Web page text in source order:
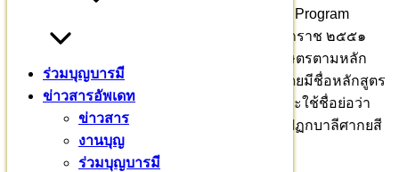
ร่วมบุญบารมี
ข่าวสารอัพเดท
ข่าวสาร
งานบุญ
ร่วมบุญบารมี
ระหว่างหลักสูตรบาลีเถรวาท หลักสูตร English Program
หลักสูตรแกนกลางการศึกษาขั้นพื้นฐาน พุทธศักราช ๒๕๕๑
(ฉบับปรับปรุง พ.ศ. ๒๕๖๐) และแนวคิดอารยเกษตรตามหลัก
ปรัชญาของเศรษฐกิจพอเพียงและทฤษฎีใหม่ โดยมีชื่อหลักสูตร
เป็นภาษาอังกฤษว่า “Pali English Program” และใช้ชื่อย่อว่า
“PEP” และเรียกสามเณรที่ศึกษาในหลักสูตรเตปิฏกบาลีศากยสี
หะว่า “ศากยบุตรสามเณรสีหะ”